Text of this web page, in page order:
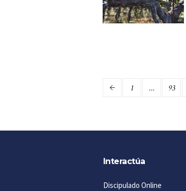
1 … 93
Interactúa
Discipulado Online